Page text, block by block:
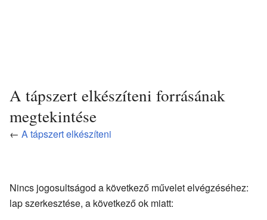
A tápszert elkészíteni forrásának
megtekintése
← A tápszert elkészíteni
Nincs jogosultságod a következő művelet elvégzéséhez:
lap szerkesztése, a következő ok miatt: